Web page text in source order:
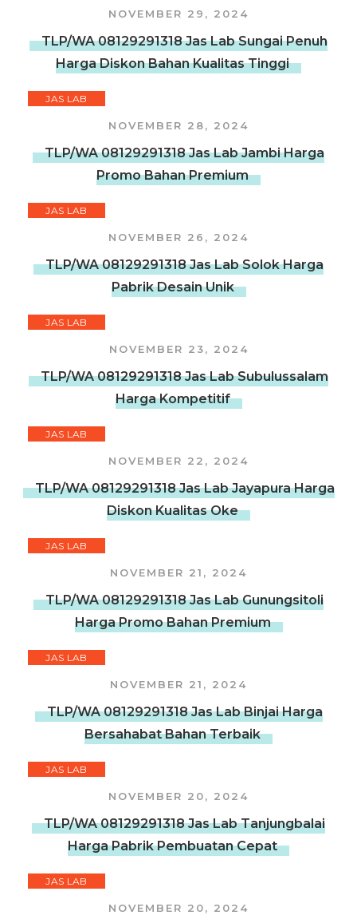
NOVEMBER 29, 2024
TLP/WA 08129291318 Jas Lab Sungai Penuh
Harga Diskon Bahan Kualitas Tinggi
JAS LAB
NOVEMBER 28, 2024
TLP/WA 08129291318 Jas Lab Jambi Harga
Promo Bahan Premium
JAS LAB
NOVEMBER 26, 2024
TLP/WA 08129291318 Jas Lab Solok Harga
Pabrik Desain Unik
JAS LAB
NOVEMBER 23, 2024
TLP/WA 08129291318 Jas Lab Subulussalam
Harga Kompetitif
JAS LAB
NOVEMBER 22, 2024
TLP/WA 08129291318 Jas Lab Jayapura Harga
Diskon Kualitas Oke
JAS LAB
NOVEMBER 21, 2024
TLP/WA 08129291318 Jas Lab Gunungsitoli
Harga Promo Bahan Premium
JAS LAB
NOVEMBER 21, 2024
TLP/WA 08129291318 Jas Lab Binjai Harga
Bersahabat Bahan Terbaik
JAS LAB
NOVEMBER 20, 2024
TLP/WA 08129291318 Jas Lab Tanjungbalai
Harga Pabrik Pembuatan Cepat
JAS LAB
NOVEMBER 20, 2024